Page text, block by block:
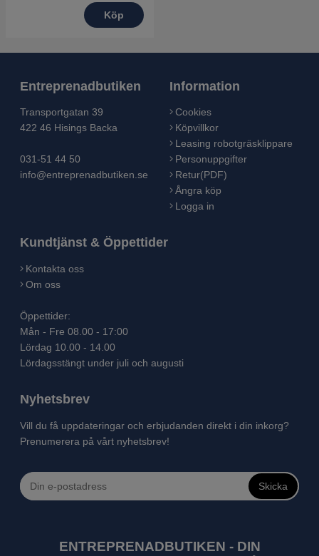
Köp
Entreprenadbutiken
Transportgatan 39
422 46 Hisings Backa
031-51 44 50
info@entreprenadbutiken.se
Information
Cookies
Köpvillkor
Leasing robotgräsklippare
Personuppgifter
Retur(PDF)
Ångra köp
Logga in
Kundtjänst & Öppettider
Kontakta oss
Om oss
Öppettider:
Mån - Fre 08.00 - 17:00
Lördag 10.00 - 14.00
Lördagsstängt under juli och augusti
Nyhetsbrev
Vill du få uppdateringar och erbjudanden direkt i din inkorg?
Prenumerera på vårt nyhetsbrev!
Skicka
ENTREPRENADBUTIKEN - DIN